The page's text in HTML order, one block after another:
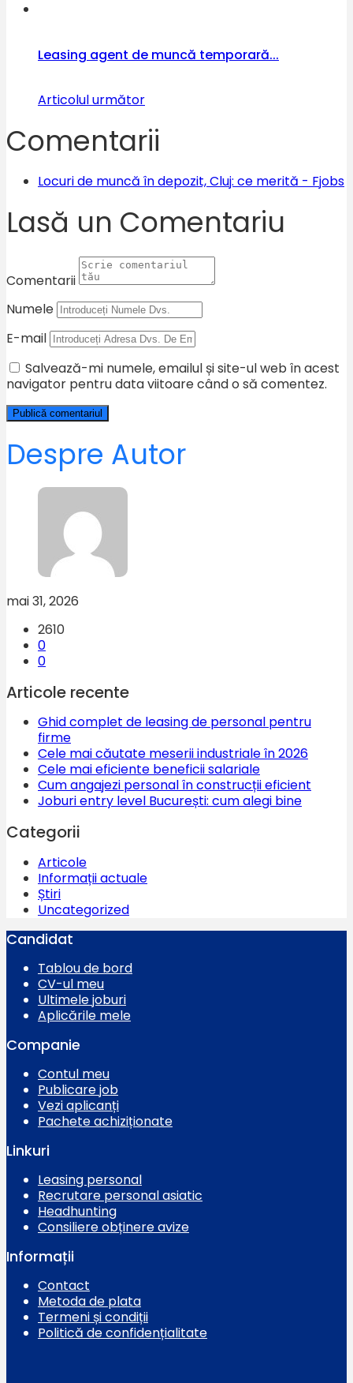
Leasing agent de muncă temporară...
Articolul următor
Comentarii
Locuri de muncă în depozit, Cluj: ce merită - Fjobs
Lasă un Comentariu
Comentarii
Numele
E-mail
Salvează-mi numele, emailul și site-ul web în acest
navigator pentru data viitoare când o să comentez.
Despre Autor
mai 31, 2026
2610
0
0
Articole recente
Ghid complet de leasing de personal pentru
firme
Cele mai căutate meserii industriale în 2026
Cele mai eficiente beneficii salariale
Cum angajezi personal în construcții eficient
Joburi entry level București: cum alegi bine
Categorii
Articole
Informații actuale
Știri
Uncategorized
Candidat
Tablou de bord
CV-ul meu
Ultimele joburi
Aplicările mele
Companie
Contul meu
Publicare job
Vezi aplicanți
Pachete achiziționate
Linkuri
Leasing personal
Recrutare personal asiatic
Headhunting
Consiliere obținere avize
Informații
Contact
Metoda de plata
Termeni și condiții
Politică de confidențialitate